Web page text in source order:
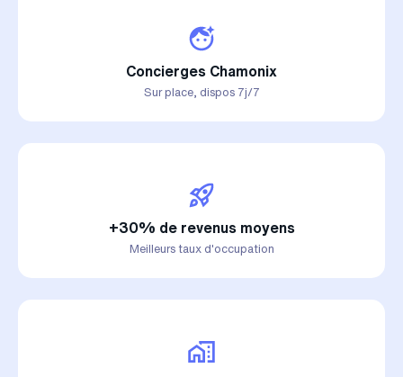
Concierges Chamonix
Sur place, dispos 7j/7
+30% de revenus moyens
Meilleurs taux d'occupation